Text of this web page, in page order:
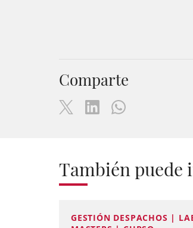
Comparte
También puede
GESTIÓN DESPACHOS |